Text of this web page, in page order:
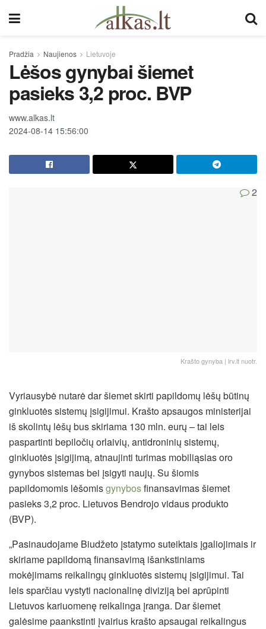
Pradžia Naujienos Lietuvoje
Lėšos gynybai šiemet
pasieks 3,2 proc. BVP
www.alkas.lt
2024-08-14 15:56:00
2
Krašto gynyba | lrv.lt nuotr.
Vyriausybė nutarė dar šiemet skirti papildomų lėšų būtinų
ginkluotės sistemų įsigijimui. Krašto apsaugos ministerijai
iš skolintų lėšų bus skiriama 130 mln. eurų – tai leis
paspartinti bepiločių orlaivių, antidroninių sistemų,
ginkluotės įsigijimą, atnaujinti turimas mobiliąsias oro
gynybos sistemas bei įsigyti naujų. Su šiomis
papildomomis lėšomisgynybosfinansavimas šiemet
pasieks 3,2 proc. Lietuvos Bendrojo vidaus produkto
(BVP).
„Pasinaudojame Biudžeto įstatymo suteiktais įgaliojimais ir
skiriame papildomą finansavimą išankstiniams
mokėjimams reikalingų ginkluotės sistemų įsigijimui. Tai
leis sparčiau vystyti nacionalinę diviziją bei aprūpinti
Lietuvos kariuomenę reikalinga įranga. Dar šiemet
galėsime paankstinti įvairius krašto apsaugai reikalingus